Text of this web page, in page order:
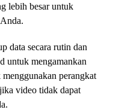
lebih besar untuk
data secara rutin dan
untuk mengamankan
perangkat
video tidak dapat